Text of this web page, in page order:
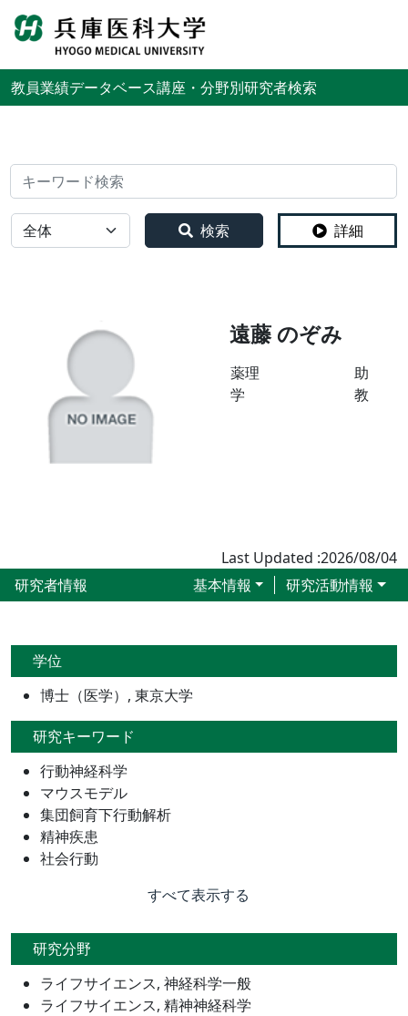
教員業績データベース講座・分野別研究者検索
検索
全体 検索 詳細
遠藤 のぞみ
薬理
学
助
教
Last Updated :2026/08/04
研究者情報
基本情報 研究活動情報
学位
博士（医学）, 東京大学
研究キーワード
行動神経科学
マウスモデル
集団飼育下行動解析
精神疾患
社会行動
すべて表示する
研究分野
ライフサイエンス, 神経科学一般
ライフサイエンス, 精神神経科学